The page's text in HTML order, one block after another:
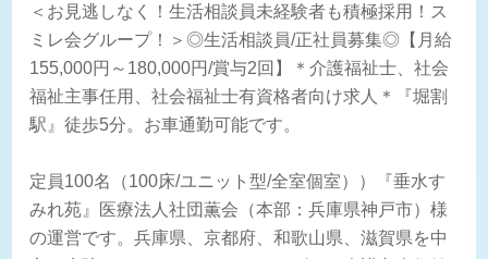
＜お見逃しなく！生活相談員未経験者も積極採用！ス
ミレ会グループ！＞◎生活相談員/正社員募集◎【月給
155,000円～180,000円/賞与2回】＊介護福祉士、社会
福祉主事任用、社会福祉士有資格者向け求人＊『堀割
駅』徒歩5分。お車通勤可能です。
定員100名（100床/ユニット型/全室個室））『垂水す
みれ苑』医療法人社団薫会（本部：兵庫県神戸市）様
の運営です。兵庫県、京都府、和歌山県、滋賀県を中